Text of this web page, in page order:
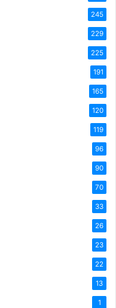
245
229
225
191
165
120
119
96
90
70
33
26
23
22
13
1